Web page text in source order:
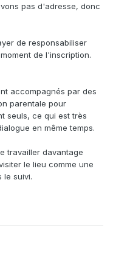
pas d'adresse, donc
de responsabiliser
de l'inscription.
accompagnés par des
parentale pour
seuls, ce qui est très
en même temps.
travailler davantage
le lieu comme une
le suivi.